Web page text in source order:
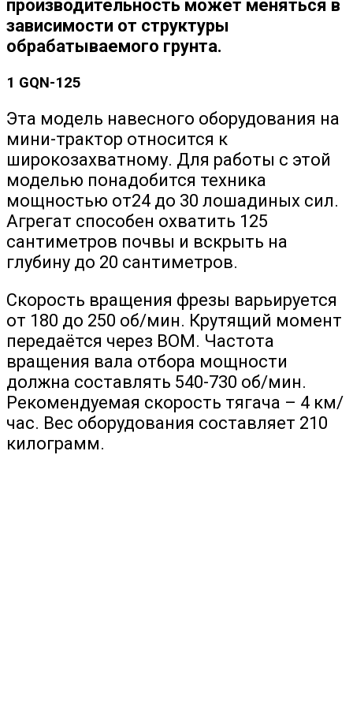
производительность может меняться в
зависимости от структуры
обрабатываемого грунта.
1 GQN-125
Эта модель навесного оборудования на
мини-трактор относится к
широкозахватному. Для работы с этой
моделью понадобится техника
мощностью от24 до 30 лошадиных сил.
Агрегат способен охватить 125
сантиметров почвы и вскрыть на
глубину до 20 сантиметров.
Скорость вращения фрезы варьируется
от 180 до 250 об/мин. Крутящий момент
передаётся через ВОМ. Частота
вращения вала отбора мощности
должна составлять 540-730 об/мин.
Рекомендуемая скорость тягача – 4 км/
час. Вес оборудования составляет 210
килограмм.